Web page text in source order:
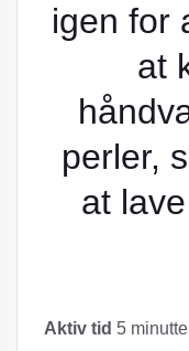
igen for
at
perler,
at
Aktiv tid 5